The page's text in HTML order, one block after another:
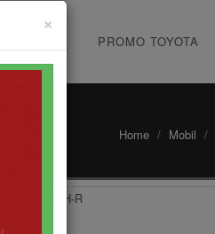
×
PROMO TOYOTA
Home Mobil